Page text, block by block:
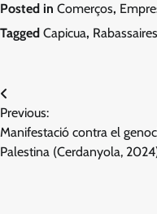
Posted in Comerços,
Tagged Capicua, Rabassaires
Navegació
d'entrades
Previous:
Manifestació contra el
Palestina (Cerdanyola,